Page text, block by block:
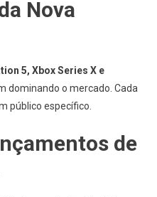
Nova
5, Xbox Series X e
dominando o mercado. Cada
público específico.
de